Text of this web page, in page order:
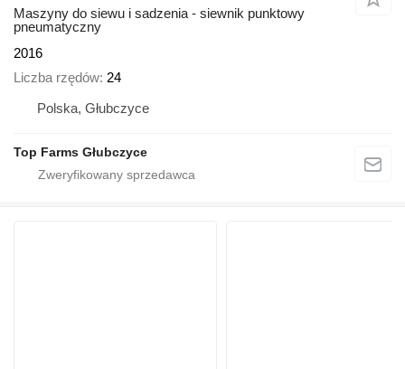
Maszyny do siewu i sadzenia - siewnik punktowy
pneumatyczny
2016
Liczba rzędów 24
Polska, Głubczyce
Top Farms Głubczyce